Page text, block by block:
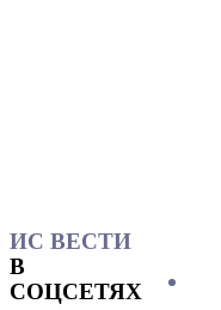
ИС ВЕСТИ
В
СОЦСЕТЯХ